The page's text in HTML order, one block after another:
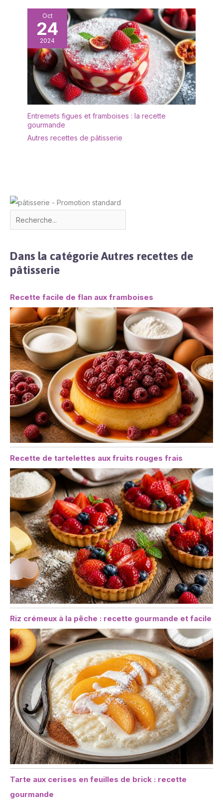
polyvalente: Ces
ramequins en porcelaine
conviennent pour servir
desserts, glaces, fruits,
sauces, condiments,
trempettes, apéritifs,
puddings, riz en petite
portion ou
accompagnements. Ils
sont compatibles avec le
micro-ondes, le four, le
vaisselle.
Oct
24
2024
Entremets figues et framboises : la recette
gourmande
Autres recettes de pâtisserie
Dans la catégorie Autres recettes de
pâtisserie
Recette facile de flan aux framboises
Recette de tartelettes aux fruits rouges frais
Riz crémeux à la pêche : recette gourmande et facile
Tarte aux cerises en feuilles de brick : recette
gourmande